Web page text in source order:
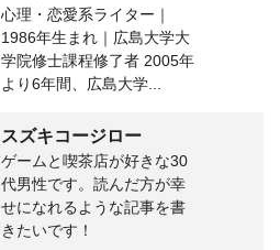
心理・恋愛系ライター｜
1986年生まれ｜広島大学大
学院修士課程修了者 2005年
より6年間、広島大学...
スズキコージロー
ゲームと喫茶店が好きな30
代男性です。読んだ方が幸
せになれるような記事を書
きたいです！